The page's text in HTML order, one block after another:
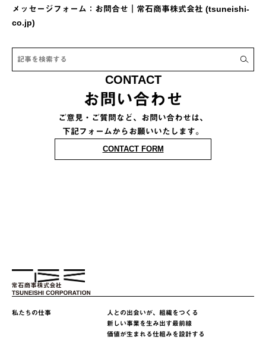
メッセージフォーム： お問合せ｜常石商事株式会社 (tsuneishi-
co.jp)
CONTACT
お問い合わせ
ご意見・ご質問など、お問い合わせは、
下記フォームからお願いいたします。
CONTACT FORM
私たちの仕事
人との出会いが、組織をつくる
新しい事業を生み出す最前線
価値が生まれる仕組みを設計する